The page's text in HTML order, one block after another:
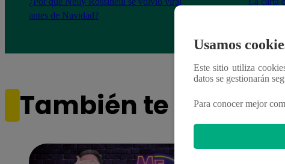
antes de Navidad?
También te puede
Usamos
Este sitio utiliza
datos se gestionarán
Para conocer mejor